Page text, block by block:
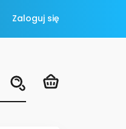
Zaloguj się